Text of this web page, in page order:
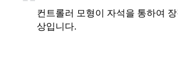
컨트롤러 모형이 자석을 통하여
상입니다.